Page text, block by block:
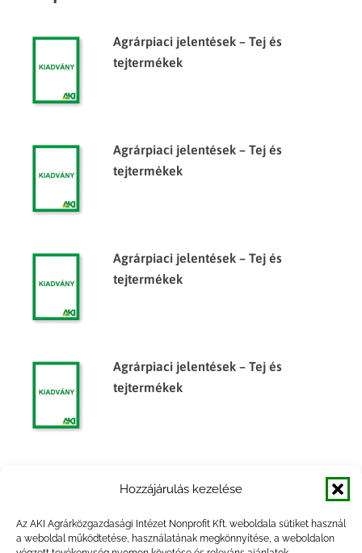
Hozzájárulás kezelése
Az AKI Agrárközgazdasági Intézet Nonprofit Kft. weboldala sütiket használ
a weboldal működtetése, használatának megkönnyítése, a weboldalon
Agrárpiaci jelentések – Tej és
tejtermékek
Agrárpiaci jelentések – Tej és
tejtermékek
Agrárpiaci jelentések – Tej és
tejtermékek
Agrárpiaci jelentések – Tej és
tejtermékek
tejtermékek